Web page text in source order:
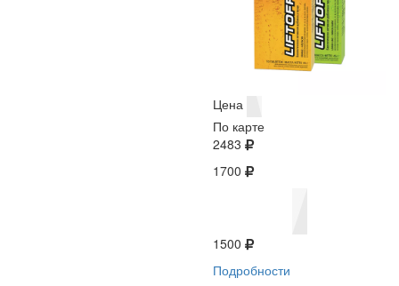
Цена
По карте
2483
1700
1500
Подробности